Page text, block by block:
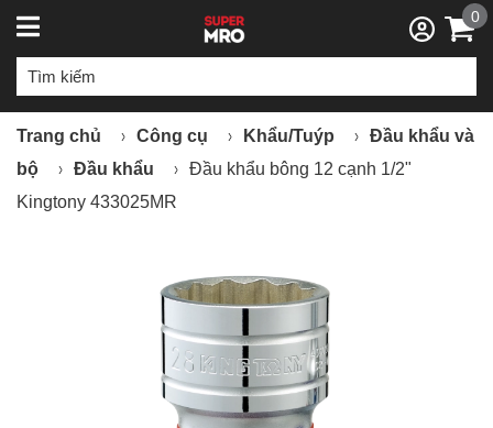
0
Trang chủ Công cụ Khẩu/Tuýp
Đầu khẩu và
bộ
Đầu khẩu
Đầu khẩu bông 12 cạnh 1/2"
Kingtony 433025MR